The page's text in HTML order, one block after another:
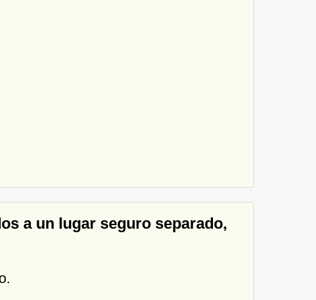
a un lugar seguro separado,